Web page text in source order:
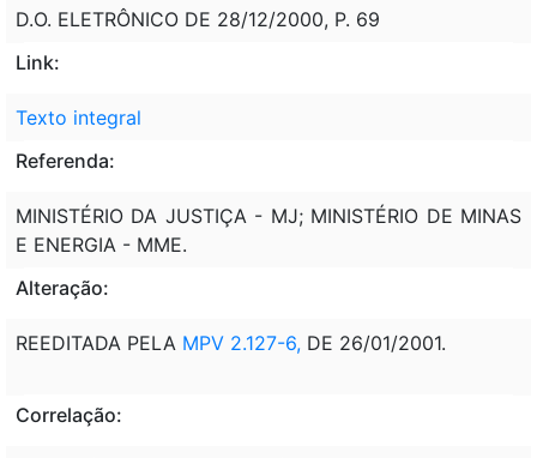
D.O. ELETRÔNICO DE 28/12/2000, P. 69
Link:
Texto integral
Referenda:
MINISTÉRIO DA JUSTIÇA - MJ; MINISTÉRIO DE MINAS
E ENERGIA - MME.
Alteração:
REEDITADA PELA MPV 2.127-6, DE 26/01/2001.
Correlação: